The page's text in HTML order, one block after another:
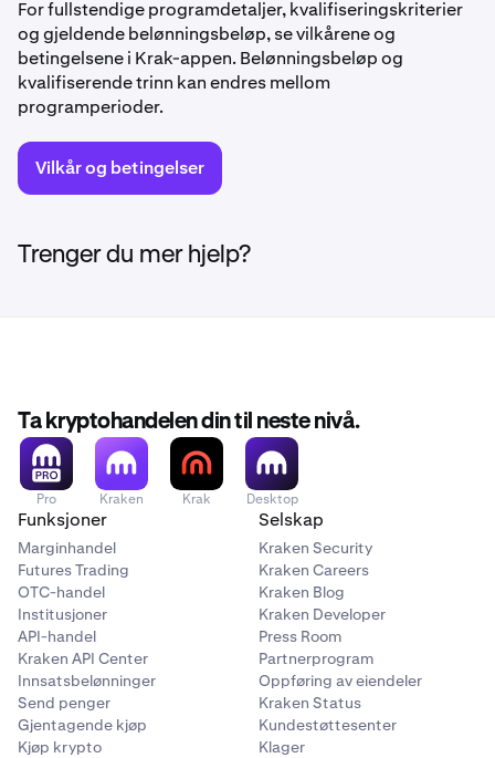
For fullstendige programdetaljer, kvalifiseringskriterier
og gjeldende belønningsbeløp, se vilkårene og
betingelsene i Krak-appen. Belønningsbeløp og
kvalifiserende trinn kan endres mellom
programperioder.
Vilkår og betingelser
Trenger du mer hjelp?
Ta kryptohandelen din til neste nivå.
Pro Kraken Krak Desktop
Funksjoner
Marginhandel
Futures Trading
OTC-handel
Institusjoner
API-handel
Kraken API Center
Innsatsbelønninger
Send penger
Gjentagende kjøp
Kjøp krypto
Selskap
Kraken Security
Kraken Careers
Kraken Blog
Kraken Developer
Press Room
Partnerprogram
Oppføring av eiendeler
Kraken Status
Kundestøttesenter
Klager